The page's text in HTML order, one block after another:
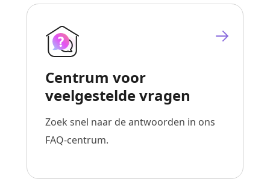
Centrum voor
veelgestelde vragen
Zoek snel naar de antwoorden in ons
FAQ-centrum.